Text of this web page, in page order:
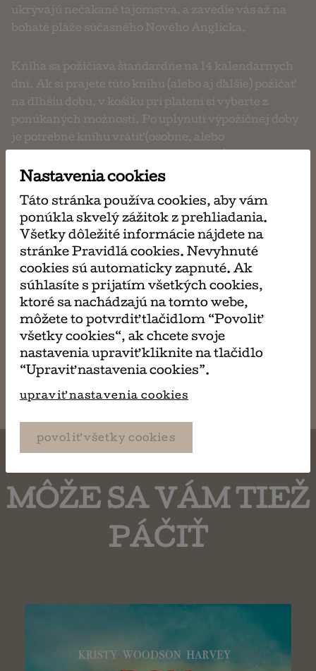
ukrývajú nečakané tajomstvá, a zavedie vás až na
bohaté pláže súčasného Nového Anglicka.
Kniha sa požičiava štandardne na 14 kalendárnych
dní. Ak si prajete túto knihu (alebo aj ďalšie) požičať
na dlhšiu dobu, v košíku pri platení si vyberte z
ponúkaných možností. Po uplynutí výpožičnej doby
je potrebné knihu vrátiť (osobne, alebo
ma 4,00 €
kúp si
ma 23,90 €
MÔŽE SA VÁM TIEŽ
PÁČIŤ
Nastavenia cookies
Táto stránka používa cookies, aby vám
ponúkla skvelý zážitok z prehliadania.
Všetky dôležité informácie nájdete na
stránke Pravidlá cookies. Nevyhnuté
cookies sú automaticky zapnuté. Ak
súhlasíte s prijatím všetkých cookies,
ktoré sa nachádzajú na tomto webe,
môžete to potvrdiť tlačidlom “Povoliť
všetky cookies“, ak chcete svoje
nastavenia upraviť kliknite na tlačidlo
“Upraviť nastavenia cookies”.
upraviť nastavenia cookies
povoliť všetky cookies